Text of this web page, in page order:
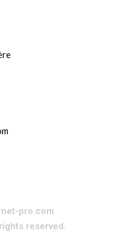
pro.com
reserved.